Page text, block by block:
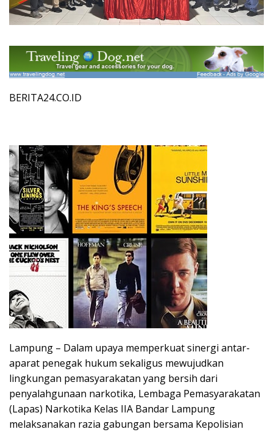
BERITA24.CO.ID
Lampung – Dalam upaya memperkuat sinergi antar-
aparat penegak hukum sekaligus mewujudkan
lingkungan pemasyarakatan yang bersih dari
penyalahgunaan narkotika, Lembaga Pemasyarakatan
(Lapas) Narkotika Kelas IIA Bandar Lampung
melaksanakan razia gabungan bersama Kepolisian